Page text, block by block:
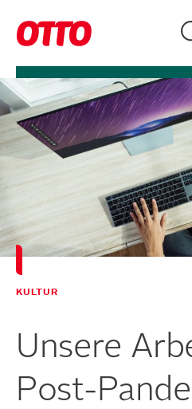
Zum
KULTUR
Unsere
Post-